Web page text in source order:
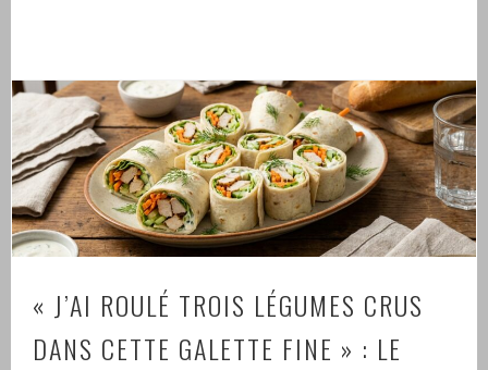
« J’AI ROULÉ TROIS LÉGUMES CRUS
DANS CETTE GALETTE FINE » : LE